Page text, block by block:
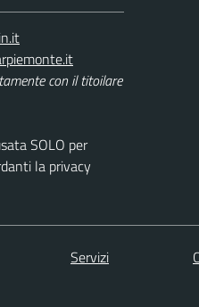
con il titoilare
SOLO per
la privacy
Servizi